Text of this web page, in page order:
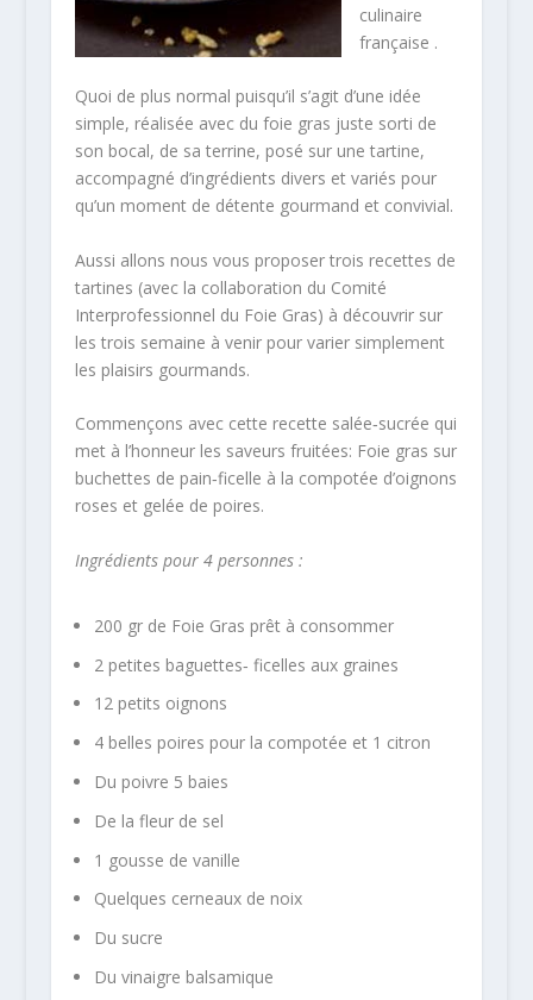
culinaire
française .
Quoi de plus normal puisqu’il s’agit d’une idée
simple, réalisée avec du foie gras juste sorti de
son bocal, de sa terrine, posé sur une tartine,
accompagné d’ingrédients divers et variés pour
qu’un moment de détente gourmand et convivial.
Aussi allons nous vous proposer trois recettes de
tartines (avec la collaboration du Comité
Interprofessionnel du Foie Gras) à découvrir sur
les trois semaine à venir pour varier simplement
les plaisirs gourmands.
Commençons avec cette recette salée‐sucrée qui
met à l’honneur les saveurs fruitées: Foie gras sur
buchettes de pain‐ficelle à la compotée d’oignons
roses et gelée de poires.
Ingrédients pour 4 personnes :
200 gr de Foie Gras prêt à consommer
2 petites baguettes‐ ficelles aux graines
12 petits oignons
4 belles poires pour la compotée et 1 citron
Du poivre 5 baies
De la fleur de sel
1 gousse de vanille
Quelques cerneaux de noix
Du sucre
Du vinaigre balsamique